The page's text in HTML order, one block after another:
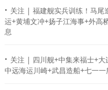
· 关注 | 福建舰实兵训练！马尾
运+黄埔文冲+扬子江海事+外高
息
· 关注 | 四川舰+中集来福士+大
中远海运川崎+武昌造船+七一